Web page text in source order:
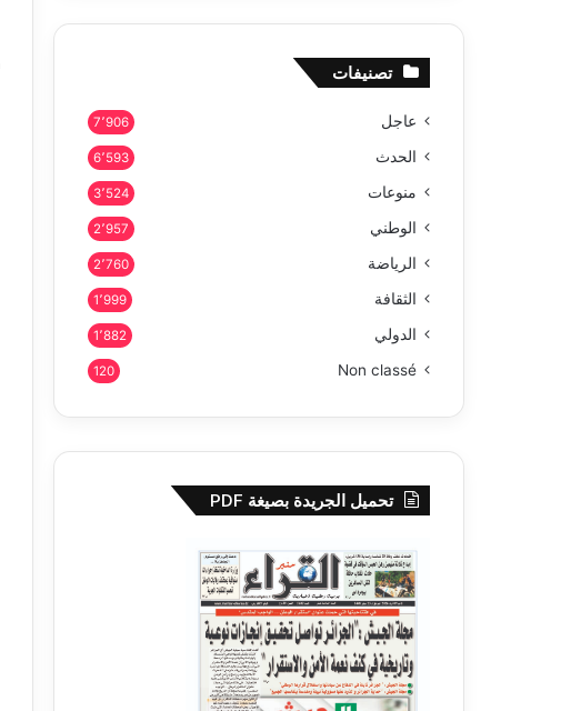
تصنيفات
عاجل 7٬906
الحدث 6٬593
منوعات 3٬524
الوطني 2٬957
الرياضة 2٬760
الثقافة 1٬999
الدولي 1٬882
Non classé
120
تحميل الجريدة بصيغة PDF